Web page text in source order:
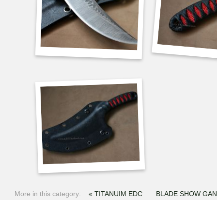
More in this category: « TITANUIM EDC BLADE SHOW